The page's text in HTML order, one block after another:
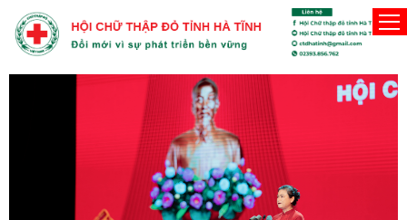
Thứ Sáu, 7/8/2026 Người Hội viên Hội Chữ thập đỏ